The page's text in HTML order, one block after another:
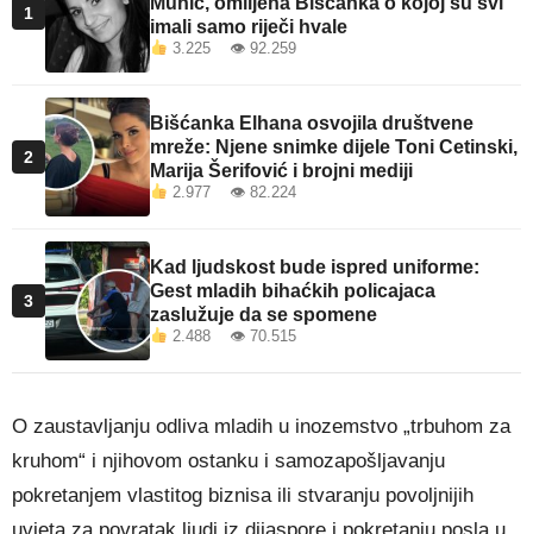
1
imali samo riječi hvale
3.225 👁 92.259
2
Bišćanka Elhana osvojila društvene
mreže: Njene snimke dijele Toni Cetinski,
Marija Šerifović i brojni mediji
2.977 👁 82.224
3
Kad ljudskost bude ispred uniforme:
Gest mladih bihaćkih policajaca
zaslužuje da se spomene
2.488 👁 70.515
O zaustavljanju odliva mladih u inozemstvo „trbuhom za
kruhom“ i njihovom ostanku i samozapošljavanju
pokretanjem vlastitog biznisa ili stvaranju povoljnijih